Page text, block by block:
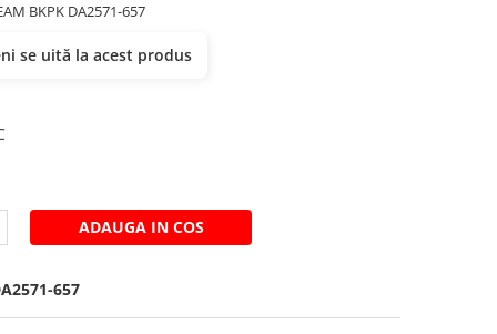
BKPK DA2571-657
se uită la acest produs
ADAUGA IN COS
657